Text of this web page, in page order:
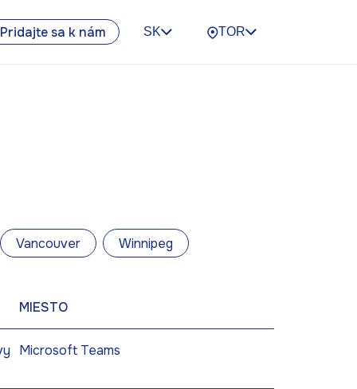
Pridajte sa k nám SK TOR
Vancouver Winnipeg
MIESTO
Microsoft Teams